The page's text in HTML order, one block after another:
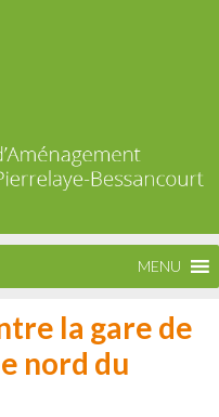
MENU
la gare de
nord du